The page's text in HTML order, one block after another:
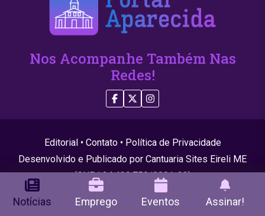
Nos Acompanhe Também Nas
Redes!
Editorial• Contato• Política de Privacidade
Desenvolvido e Publicado por Cantuaria Sites Eireli ME
(CNPJ 24.439.750/0001-22)
© 2026 Todos os direitos reservados
Notícias Emprego Eventos Assinar!